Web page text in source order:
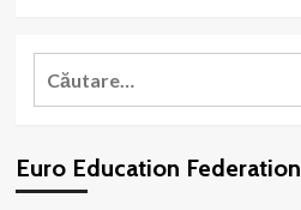
Caută
Euro Education Federation